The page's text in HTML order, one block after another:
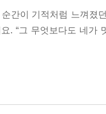
간이 기적처럼 느껴졌
. “그 무엇보다도 네가